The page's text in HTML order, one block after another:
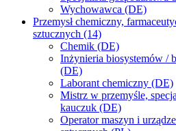
Wychowawca (DE)
Przemysł chemiczny,
sztucznych (14)
Chemik (DE)
Inżynieria biosystemów /
(DE)
Laborant chemiczny (DE)
Mistrz w przemyśle,
kauczuk (DE)
Operator maszyn i